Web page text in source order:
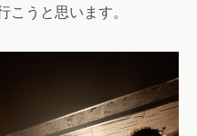
うと思います。